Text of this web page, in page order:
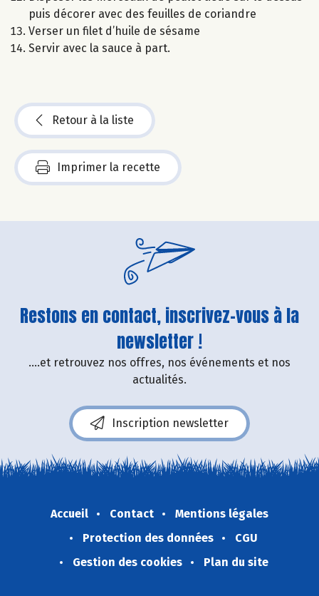
puis décorer avec des feuilles de coriandre
Verser un filet d’huile de sésame
Servir avec la sauce à part.
Retour à la liste
Imprimer la recette
Restons en contact, inscrivez-vous à la
newsletter !
....et retrouvez nos offres, nos événements et nos
actualités.
Inscription newsletter
Accueil Contact
Mentions légales
Protection des données
CGU
Gestion des cookies
Plan du site